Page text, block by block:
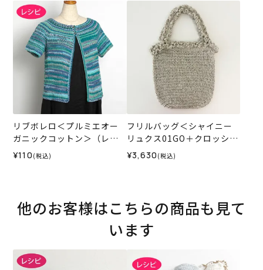
リブボレロ＜プルミエオー
ガニックコットン＞（レシ
ピ）
¥110 (税込)
フリルバッグ＜シャイニー
リュクス01GO＋クロッシュ
コットン42IV＞（編み物 材
料セット）
¥3,630 (税込)
他のお客様はこちらの商品も見て
います